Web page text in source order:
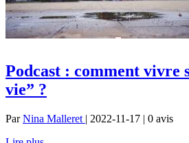
Podcast : comment vivre
vie” ?
ParNina Malleret | 2022-11-17 | 0 avis